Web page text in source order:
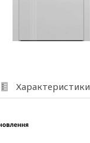
Характеристики